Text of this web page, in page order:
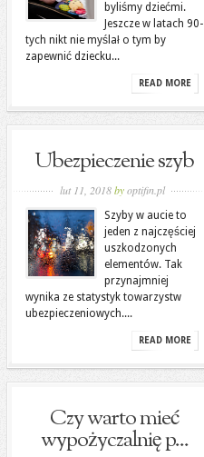
byliśmy dziećmi.
Jeszcze w latach 90-
tych nikt nie myślał o tym by
zapewnić dziecku...
READ MORE
Ubezpieczenie szyb
lut 11, 2018byoptifin.pl
Szyby w aucie to
jeden z najczęściej
uszkodzonych
elementów. Tak
przynajmniej
wynika ze statystyk towarzystw
ubezpieczeniowych....
READ MORE
Czy warto mieć
wypożyczalnię p...